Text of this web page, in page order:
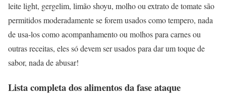
leite light, gergelim, limão shoyu, molho ou extrato de tomate são
permitidos moderadamente se forem usados como tempero, nada
de usa-los como acompanhamento ou molhos para carnes ou
outras receitas, eles só devem ser usados para dar um toque de
sabor, nada de abusar!
Lista completa dos alimentos da fase ataque